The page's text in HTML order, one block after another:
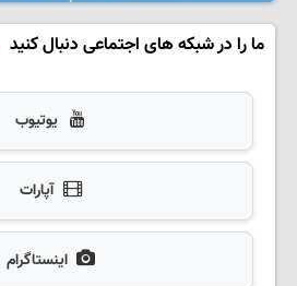
ما را در شبکه های اجتماعی دنبال کنید
یوتیوب
آپارات
اینستاگرام